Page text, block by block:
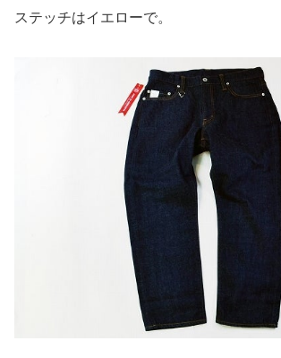
ステッチはイエローで。